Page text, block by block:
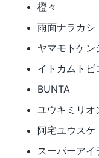
橙々
雨面ナラカシ
ヤマモトケン
イトカムトビ
BUNTA
ユウキミリオ
阿宅ユウスケ
スーパーアイ